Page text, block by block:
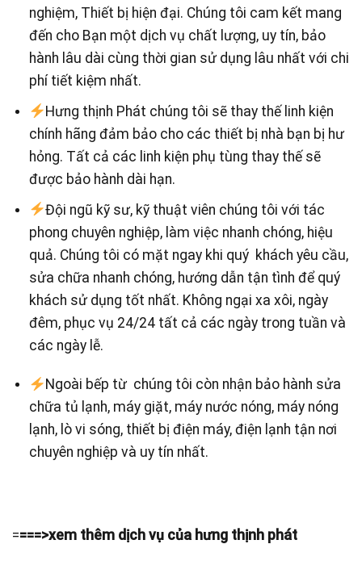
nghiệm, Thiết bị hiện đại. Chúng tôi cam kết mang
đến cho Bạn một dịch vụ chất lượng, uy tín, bảo
hành lâu dài cùng thời gian sử dụng lâu nhất với chi
phí tiết kiệm nhất.
Hưng thịnh Phát chúng tôi sẽ thay thế linh kiện
chính hãng đảm bảo cho các thiết bị nhà bạn bị hư
hỏng. Tất cả các linh kiện phụ tùng thay thế sẽ
được bảo hành dài hạn.
Đội ngũ kỹ sư, kỹ thuật viên chúng tôi với tác
phong chuyên nghiệp, làm việc nhanh chóng, hiệu
quả. Chúng tôi có mặt ngay khi quý khách yêu cầu,
sửa chữa nhanh chóng, hướng dẫn tận tình để quý
khách sử dụng tốt nhất. Không ngại xa xôi, ngày
đêm, phục vụ 24/24 tất cả các ngày trong tuần và
các ngày lễ.
Ngoài bếp từ chúng tôi còn nhận bảo hành sửa
chữa tủ lạnh, máy giặt, máy nước nóng, máy nóng
lạnh, lò vi sóng, thiết bị điện máy, điện lạnh tận nơi
chuyên nghiệp và uy tín nhất.
====>xem thêm dịch vụ của hưng thịnh phát